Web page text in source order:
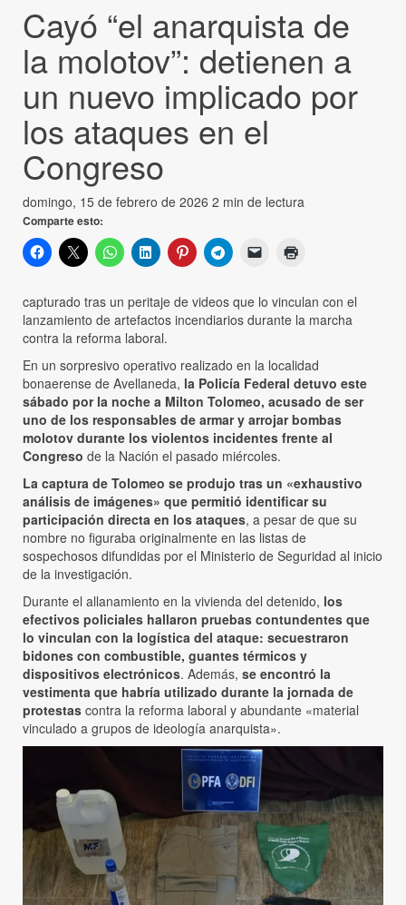
Cayó “el anarquista de
la molotov”: detienen a
un nuevo implicado por
los ataques en el
Congreso
domingo, 15 de febrero de 2026 2 min de lectura
Comparte esto:
capturado tras un peritaje de videos que lo vinculan con el
lanzamiento de artefactos incendiarios durante la marcha
contra la reforma laboral.
En un sorpresivo operativo realizado en la localidad
bonaerense de Avellaneda, la Policía Federal detuvo este
sábado por la noche a Milton Tolomeo, acusado de ser
uno de los responsables de armar y arrojar bombas
molotov durante los violentos incidentes frente al
Congreso de la Nación el pasado miércoles.
La captura de Tolomeo se produjo tras un «exhaustivo
análisis de imágenes» que permitió identificar su
participación directa en los ataques, a pesar de que su
nombre no figuraba originalmente en las listas de
sospechosos difundidas por el Ministerio de Seguridad al inicio
de la investigación.
Durante el allanamiento en la vivienda del detenido, los
efectivos policiales hallaron pruebas contundentes que
lo vinculan con la logística del ataque: secuestraron
bidones con combustible, guantes térmicos y
dispositivos electrónicos. Además, se encontró la
vestimenta que habría utilizado durante la jornada de
protestas contra la reforma laboral y abundante «material
vinculado a grupos de ideología anarquista».